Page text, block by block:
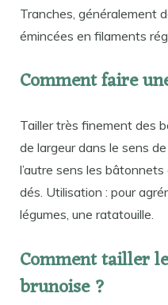
Tranches, généralement
émincées en filaments
Comment faire
Tailler très finement des
de largeur dans le sens
l’autre sens les
dés. Utilisation : pour
légumes, une ratatouille.
Comment tailler
brunoise ?